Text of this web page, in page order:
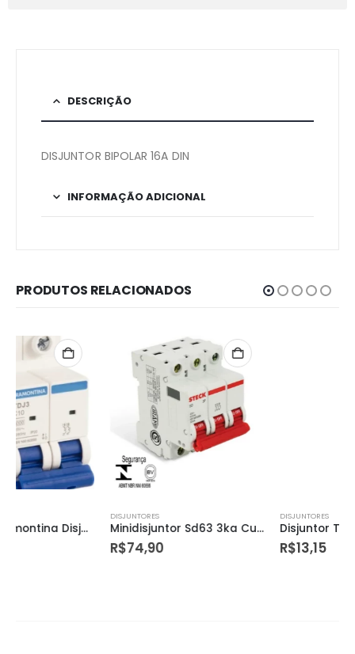
DESCRIÇÃO
DISJUNTOR BIPOLAR 16A DIN
INFORMAÇÃO ADICIONAL
PRODUTOS RELACIONADOS
Minidisjuntor Sd63 3ka Curva C 32a 3p Disjuntor Tr3ka 1p Curva C 40a – Tramontina